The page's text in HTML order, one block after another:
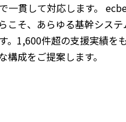
一貫して対応します。
こそ、あらゆる基幹シス
。1,600件超の支援実績を
構成をご提案します。